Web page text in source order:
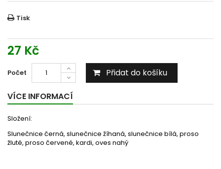
Tisk
27 Kč
Počet Přidat do košíku
VÍCE INFORMACÍ
Složení:
Slunečnice černá, slunečnice žíhaná, slunečnice bílá, proso
žluté, proso červené, kardi, oves nahý